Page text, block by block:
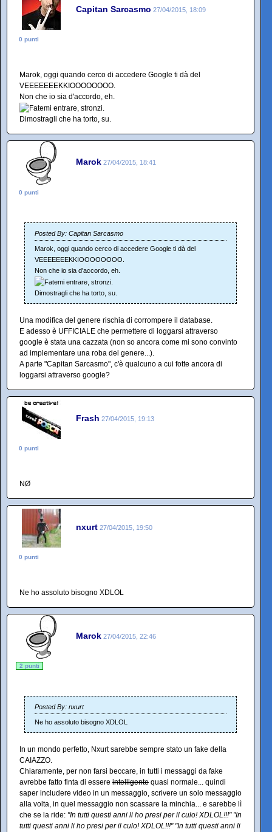
Capitan Sarcasmo 27/04/2015, 18:09
0 punti
Marok, oggi quando cerco di accedere Google ti dà del
VEEEEEEEKKIOOOOOOOO.
Non che io sia d'accordo, eh.
Dimostragli che ha torto, su.
Marok 27/04/2015, 18:41
0 punti
Posted By: Capitan Sarcasmo
Marok, oggi quando cerco di accedere Google ti dà del
VEEEEEEEKKIOOOOOOOO.
Non che io sia d'accordo, eh.
Dimostragli che ha torto, su.
Una modifica del genere rischia di corrompere il database.
E adesso è UFFICIALE che permettere di loggarsi attraverso
google è stata una cazzata (non so ancora come mi sono convinto
ad implementare una roba del genere...).
A parte "Capitan Sarcasmo", c'è qualcuno a cui fotte ancora di
loggarsi attraverso google?
Frash 27/04/2015, 19:13
0 punti
NØ
nxurt 27/04/2015, 19:50
0 punti
Ne ho assoluto bisogno XDLOL
Marok 27/04/2015, 22:46
2 punti
Posted By: nxurt
Ne ho assoluto bisogno XDLOL
In un mondo perfetto, Nxurt sarebbe sempre stato un fake della
CAIAZZO.
Chiaramente, per non farsi beccare, in tutti i messaggi da fake
avrebbe fatto finta di essere intelligente quasi normale... quindi
saper includere video in un messaggio, scrivere un solo messaggio
alla volta, in quel messaggio non scassare la minchia... e sarebbe lì
che se la ride: "In tutti questi anni li ho presi per il culo! XDLOL!!!" "In
tutti questi anni li ho presi per il culo! XDLOL!!!" "In tutti questi anni li